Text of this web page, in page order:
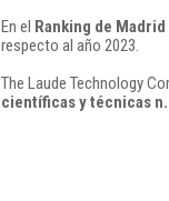
En el Ranking de Madrid
respecto al año 2023.
The Laude Technology
científicas y técnicas